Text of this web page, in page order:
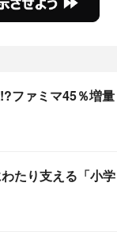
ファミマ45％増量
たり支える「小学